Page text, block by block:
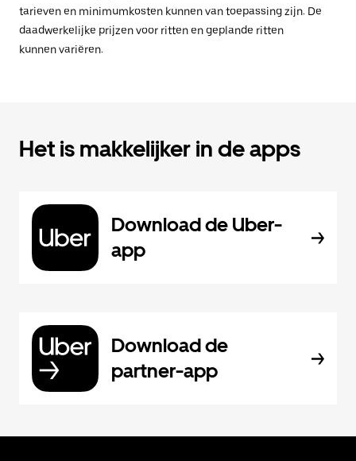
tarieven en minimumkosten kunnen van toepassing zijn. De
daadwerkelijke prijzen voor ritten en geplande ritten
kunnen variëren.
Het is makkelijker in de apps
Download de Uber-
app
Download de
partner-app